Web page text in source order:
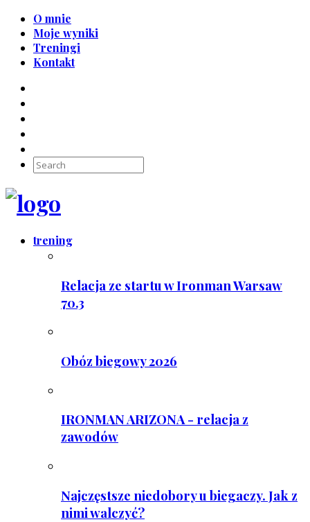
O mnie
Moje wyniki
Treningi
Kontakt
trening
Relacja ze startu w Ironman Warsaw
70.3
Obóz biegowy 2026
IRONMAN ARIZONA - relacja z
zawodów
Najczęstsze niedobory u biegaczy. Jak z
nimi walczyć?